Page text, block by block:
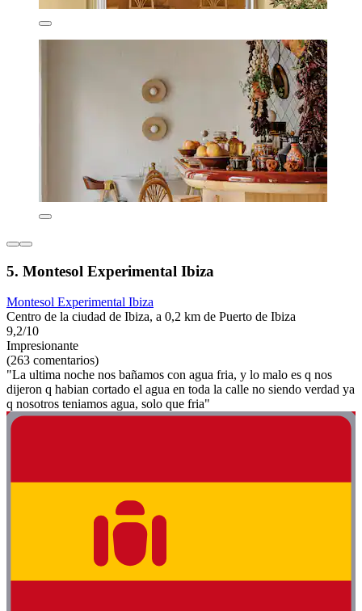
5. Montesol Experimental Ibiza
Montesol Experimental Ibiza
Centro de la ciudad de Ibiza, a 0,2 km de Puerto de Ibiza
9,2/10
Impresionante
(263 comentarios)
"La ultima noche nos bañamos con agua fria, y lo malo es q nos
dijeron q habian cortado el agua en toda la calle no siendo verdad ya
q nosotros teniamos agua, solo que fria"